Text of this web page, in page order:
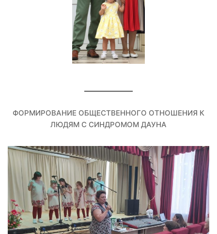
ФОРМИРОВАНИЕ ОБЩЕСТВЕННОГО ОТНОШЕНИЯ К
ЛЮДЯМ С СИНДРОМОМ ДАУНА